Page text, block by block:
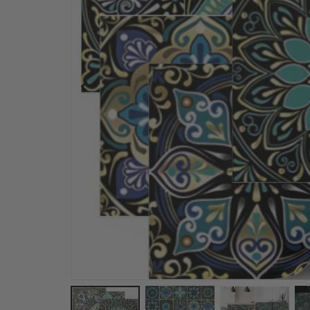
Fliesenaufkleber - Grünes Mosaikdesign